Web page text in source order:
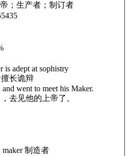
；生产者；制订者
is adept at sophistry
长诡辩
went to meet his Maker.
去见他的上帝了。
maker 制造者